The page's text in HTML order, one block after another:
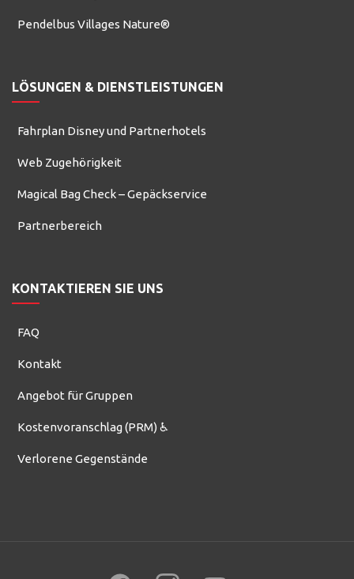
Pendelbus Villages Nature®
LÖSUNGEN & DIENSTLEISTUNGEN
Fahrplan Disney und Partnerhotels
Web Zugehörigkeit
Magical Bag Check – Gepäckservice
Partnerbereich
KONTAKTIEREN SIE UNS
FAQ
Kontakt
Angebot für Gruppen
Kostenvoranschlag (PRM) ♿
Verlorene Gegenstände